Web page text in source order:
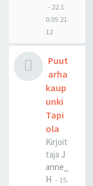
- 22.1
0.05 21:
12
Puut
arha
kaup
unki
Tapi
ola
Kirjoit
taja J
anne_
H - 15.